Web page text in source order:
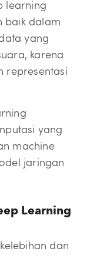
learning
baik dalam
yang
karena
representasi
yang
machine
jaringan
Learning
dan